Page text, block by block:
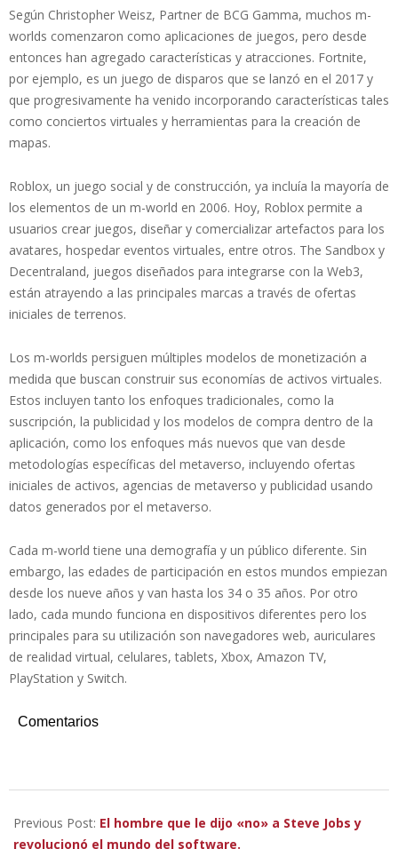
Según Christopher Weisz, Partner de BCG Gamma, muchos m-
worlds comenzaron como aplicaciones de juegos, pero desde
entonces han agregado características y atracciones. Fortnite,
por ejemplo, es un juego de disparos que se lanzó en el 2017 y
que progresivamente ha venido incorporando características tales
como conciertos virtuales y herramientas para la creación de
mapas.
Roblox, un juego social y de construcción, ya incluía la mayoría de
los elementos de un m-world en 2006. Hoy, Roblox permite a
usuarios crear juegos, diseñar y comercializar artefactos para los
avatares, hospedar eventos virtuales, entre otros. The Sandbox y
Decentraland, juegos diseñados para integrarse con la Web3,
están atrayendo a las principales marcas a través de ofertas
iniciales de terrenos.
Los m-worlds persiguen múltiples modelos de monetización a
medida que buscan construir sus economías de activos virtuales.
Estos incluyen tanto los enfoques tradicionales, como la
suscripción, la publicidad y los modelos de compra dentro de la
aplicación, como los enfoques más nuevos que van desde
metodologías específicas del metaverso, incluyendo ofertas
iniciales de activos, agencias de metaverso y publicidad usando
datos generados por el metaverso.
Cada m-world tiene una demografía y un público diferente. Sin
embargo, las edades de participación en estos mundos empiezan
desde los nueve años y van hasta los 34 o 35 años. Por otro
lado, cada mundo funciona en dispositivos diferentes pero los
principales para su utilización son navegadores web, auriculares
de realidad virtual, celulares, tablets, Xbox, Amazon TV,
PlayStation y Switch.
Comentarios
01-
11
Previous Post: El hombre que le dijo «no» a Steve Jobs y
revolucionó el mundo del software.